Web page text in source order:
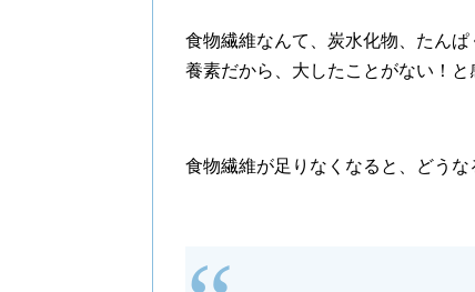
食物繊維なんて、炭水化物、たん
養素だから、大したことがない！と
食物繊維が足りなくなると、どうな